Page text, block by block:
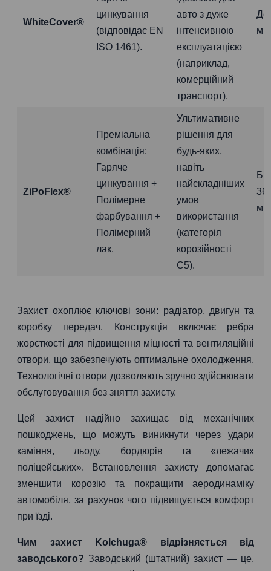
WhiteCover®
цинкування
(відповідає EN
ISO 1461).
авто з дуже
інтенсивною
експлуатацією
(наприклад,
комерційний
транспорт).
До
ZiPoFlex®
Преміальна
комбінація:
Гаряче
цинкування +
Полімерне
фарбування +
Полімерний
лак.
Ультимативне
рішення для
будь-яких,
навіть
найскладніших
умов
використання
(категорія
корозійності
C5).
36
Захист охоплює ключові зони: радіатор, двигун та
коробку передач. Конструкція включає ребра
жорсткості для підвищення міцності та вентиляційні
отвори, що забезпечують оптимальне охолодження.
Технологічні отвори дозволяють зручно здійснювати
обслуговування без зняття захисту.
Цей захист надійно захищає від механічних
пошкоджень, що можуть виникнути через удари
каміння, льоду, бордюрів та «лежачих
поліцейських». Встановлення захисту допомагає
зменшити корозію та покращити аеродинаміку
автомобіля, за рахунок чого підвищується комфорт
при їзді.
Чим захист Kolchuga® відрізняється від
заводського? Заводський (штатний) захист — це,